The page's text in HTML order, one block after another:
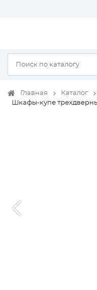
Главная Каталог
Шкафы-купе